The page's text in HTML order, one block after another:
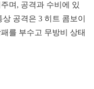
며, 공격과 수비에 있
공격은 3 히트 콤보이
를 부수고 무방비 상태